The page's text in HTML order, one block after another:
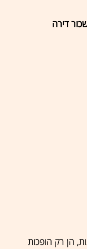
הן רק הופכות